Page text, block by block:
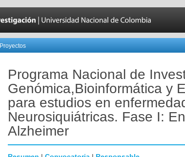
Proyectos
Programa Nacional de
Genómica,Bioinformática y
para estudios en
Neurosiquiátricas. Fase I:
Alzheimer